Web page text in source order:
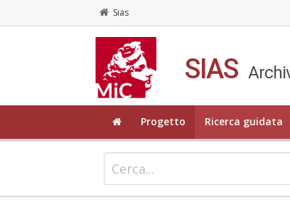
Sias
SIAS
Progetto Ricerca guidata